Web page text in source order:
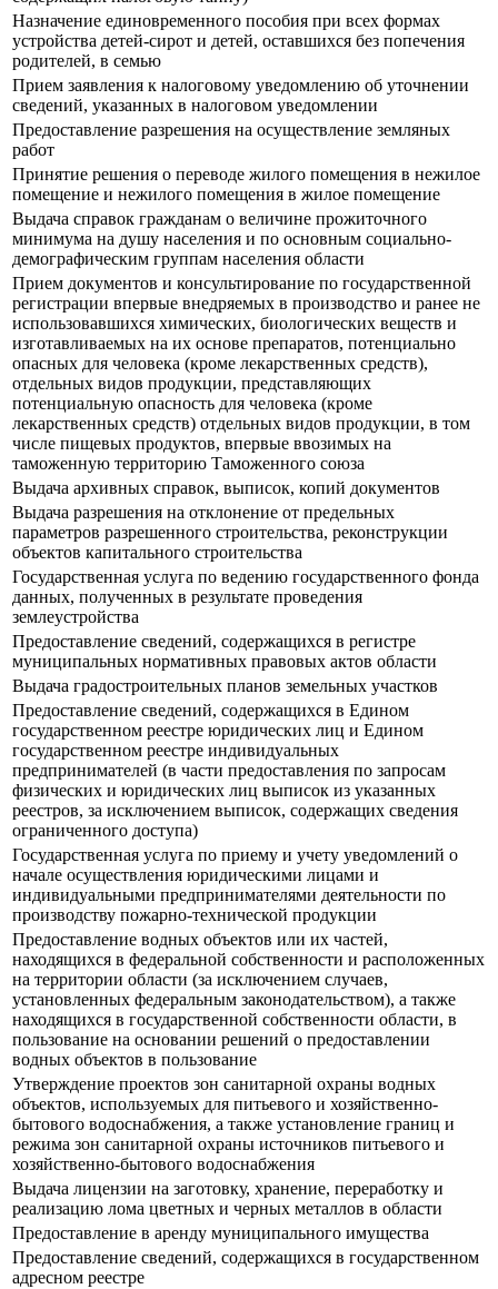
Назначение единовременного пособия при всех формах
устройства детей-сирот и детей, оставшихся без попечения
родителей, в семью
Прием заявления к налоговому уведомлению об уточнении
сведений, указанных в налоговом уведомлении
Предоставление разрешения на осуществление земляных
работ
Принятие решения о переводе жилого помещения в нежилое
помещение и нежилого помещения в жилое помещение
Выдача справок гражданам о величине прожиточного
минимума на душу населения и по основным социально-
демографическим группам населения области
Прием документов и консультирование по государственной
регистрации впервые внедряемых в производство и ранее не
использовавшихся химических, биологических веществ и
изготавливаемых на их основе препаратов, потенциально
опасных для человека (кроме лекарственных средств),
отдельных видов продукции, представляющих
потенциальную опасность для человека (кроме
лекарственных средств) отдельных видов продукции, в том
числе пищевых продуктов, впервые ввозимых на
таможенную территорию Таможенного союза
Выдача архивных справок, выписок, копий документов
Выдача разрешения на отклонение от предельных
параметров разрешенного строительства, реконструкции
объектов капитального строительства
Государственная услуга по ведению государственного фонда
данных, полученных в результате проведения
землеустройства
Предоставление сведений, содержащихся в регистре
муниципальных нормативных правовых актов области
Выдача градостроительных планов земельных участков
Предоставление сведений, содержащихся в Едином
государственном реестре юридических лиц и Едином
государственном реестре индивидуальных
предпринимателей (в части предоставления по запросам
физических и юридических лиц выписок из указанных
реестров, за исключением выписок, содержащих сведения
ограниченного доступа)
Государственная услуга по приему и учету уведомлений о
начале осуществления юридическими лицами и
индивидуальными предпринимателями деятельности по
производству пожарно-технической продукции
Предоставление водных объектов или их частей,
находящихся в федеральной собственности и расположенных
на территории области (за исключением случаев,
установленных федеральным законодательством), а также
находящихся в государственной собственности области, в
пользование на основании решений о предоставлении
водных объектов в пользование
Утверждение проектов зон санитарной охраны водных
объектов, используемых для питьевого и хозяйственно-
бытового водоснабжения, а также установление границ и
режима зон санитарной охраны источников питьевого и
хозяйственно-бытового водоснабжения
Выдача лицензии на заготовку, хранение, переработку и
реализацию лома цветных и черных металлов в области
Предоставление в аренду муниципального имущества
Предоставление сведений, содержащихся в государственном
адресном реестре